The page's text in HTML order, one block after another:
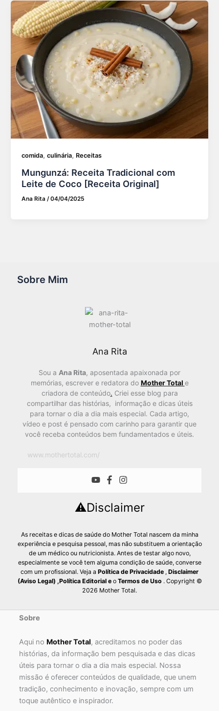
comida,culinária, Receitas
Mungunzá: Receita Tradicional com
Leite de Coco [Receita Original]
Ana Rita /04/04/2025
Sobre Mim
Ana Rita
Sou a Ana Rita, aposentada apaixonada por
memórias, escrever e redatora do Mother Total e
criadora de conteúdo. Criei esse blog para
compartilhar das histórias, informação e dicas úteis
para tornar o dia a dia mais especial. Cada artigo,
vídeo e post é pensado com carinho para garantir que
você receba conteúdos bem fundamentados e úteis.
www.mothertotal.com/
⚠️Disclaimer
As receitas e dicas de saúde do Mother Total nascem da minha
experiência e pesquisa pessoal, mas não substituem a orientação
de um médico ou nutricionista. Antes de testar algo novo,
especialmente se você tem alguma condição de saúde, converse
com um profissional. Veja a Política de Privacidade , Disclaimer
(Aviso Legal) ,Política Editoriale o Termos de Uso . Copyright ©
2026 Mother Total.
Sobre
Aqui no Mother Total, acreditamos no poder das
histórias, da informação bem pesquisada e das dicas
úteis para tornar o dia a dia mais especial. Nossa
missão é oferecer conteúdos de qualidade, que unem
tradição, conhecimento e inovação, sempre com um
toque autêntico e inspirador.